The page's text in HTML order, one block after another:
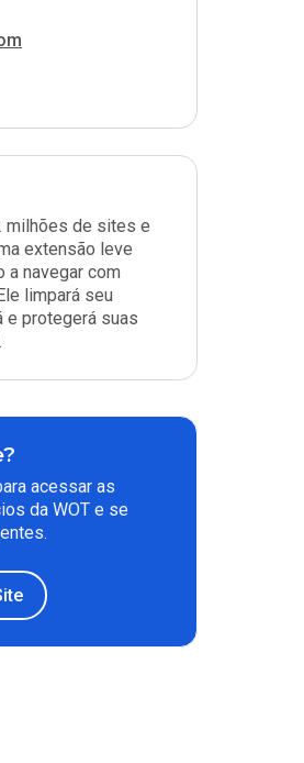
milhões de sites e
extensão leve
a navegar com
limpará seu
e protegerá suas
acessar as
da WOT e se